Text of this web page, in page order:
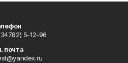
5-12-96
почта